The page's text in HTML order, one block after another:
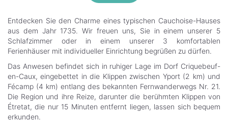
Entdecken Sie den Charme eines typischen Cauchoise-Hauses
aus dem Jahr 1735. Wir freuen uns, Sie in einem unserer 5
Schlafzimmer oder in einem unserer 3 komfortablen
Ferienhäuser mit individueller Einrichtung begrüßen zu dürfen.
Das Anwesen befindet sich in ruhiger Lage im Dorf Criquebeuf-
en-Caux, eingebettet in die Klippen zwischen Yport (2 km) und
Fécamp (4 km) entlang des bekannten Fernwanderwegs Nr. 21.
Die Region und ihre Reize, darunter die berühmten Klippen von
Étretat, die nur 15 Minuten entfernt liegen, lassen sich bequem
erkunden.